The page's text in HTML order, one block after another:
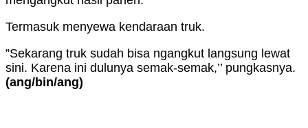
Termasuk menyewa kendaraan truk.
”Sekarang truk sudah bisa ngangkut langsung lewat
sini. Karena ini dulunya semak-semak,’’ pungkasnya.
(ang/bin/ang)